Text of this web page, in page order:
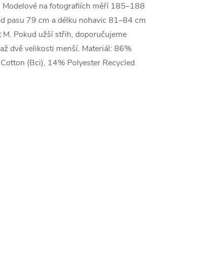
Modelové na fotografiích měří 185–188
pasu 79 cm a délku nohavic 81–84 cm
M. Pokud užší střih, doporučujeme
dvě velikosti menší. Materiál: 86%
(Bci), 14% Polyester Recycled